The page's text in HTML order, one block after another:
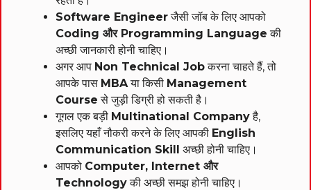
Software Engineerजैसी जॉब के लिए आपको
Coding और Programming Language की
अच्छी जानकारी होनी चाहिए।
अगर आप Non Technical Jobकरना चाहते हैं, तो
आपके पास MBAया किसी Management
Course से जुड़ी डिग्री हो सकती है।
गूगल एक बड़ी Multinational Companyहै,
इसलिए यहाँ नौकरी करने के लिए आपकी English
Communication Skill अच्छी होनी चाहिए।
आपको Computer, Internet और
Technologyकी अच्छी समझ होनी चाहिए।